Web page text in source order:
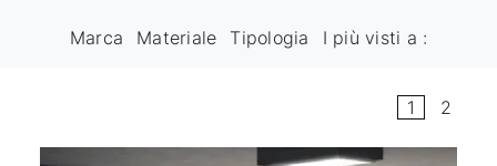
Marca Materiale Tipologia I più visti a :
1 2